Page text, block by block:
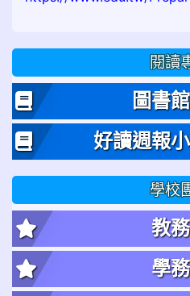
閱讀
圖書
好讀週報
學校
教
學